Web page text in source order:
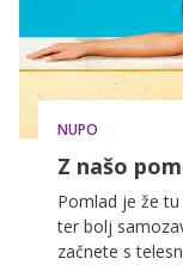
NUPO
Z našo
Pomlad je že
ter bolj
začnete s